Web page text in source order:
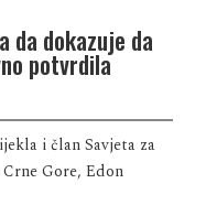
da dokazuje da
potvrdila
i član Savjeta za
Gore, Edon